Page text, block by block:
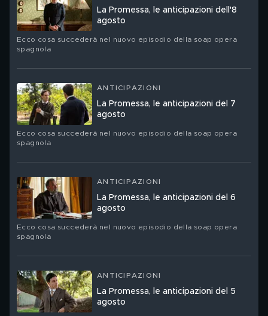
La Promessa, le anticipazioni dell'8
agosto
Ecco cosa succederà nel nuovo episodio della soap opera
spagnola
ANTICIPAZIONI
La Promessa, le anticipazioni del 7
agosto
Ecco cosa succederà nel nuovo episodio della soap opera
spagnola
ANTICIPAZIONI
La Promessa, le anticipazioni del 6
agosto
Ecco cosa succederà nel nuovo episodio della soap opera
spagnola
ANTICIPAZIONI
La Promessa, le anticipazioni del 5
agosto